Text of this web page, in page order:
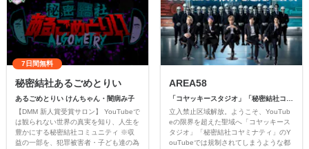
7日間無料
秘密結社あるごめとりい
あるごめとりい けんちゃん・闇病み子
【DMM 新人賞受賞サロン】 YouTubeで
は観られない世界の真実を知り、人生を
豊かにする秘密結社コミュニティ ※収
益の一部を、犯罪被害者・子ども達の為
AREA58
立入禁止区域解放。ようこそ、YouTub
eの限界を超えた聖域へ「コヤッキース
タジオ」「秘密結社コヤミナティ」のY
ouTubeでは規制されてしまうような都